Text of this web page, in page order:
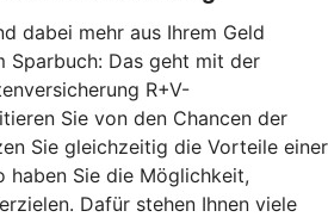
dabei mehr aus Ihrem Geld
Sparbuch: Das geht mit der
R+V-
Sie von den Chancen der
Sie gleichzeitig die Vorteile einer
haben Sie die Möglichkeit,
Dafür stehen Ihnen viele